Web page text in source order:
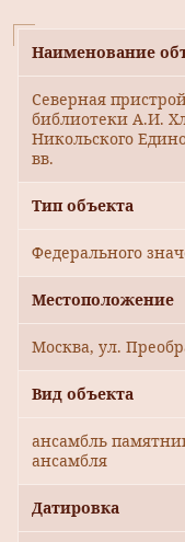
Наименование
Северная
библиотеки А.И.
Никольского
вв.
Тип объекта
Федерального
Местоположение
Москва, ул.
Вид объекта
ансамбль
ансамбля
Датировка